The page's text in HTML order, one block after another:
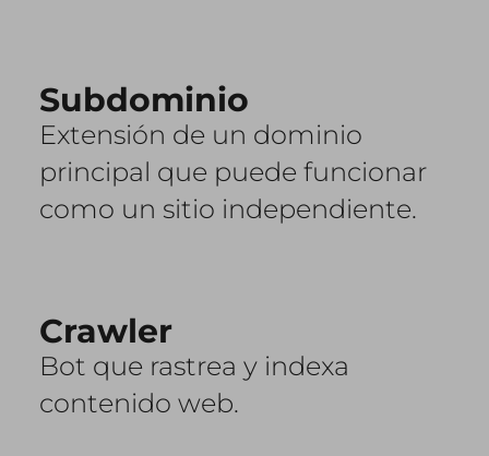
Subdominio
Extensión de un dominio
principal que puede funcionar
como un sitio independiente.
Crawler
Bot que rastrea y indexa
contenido web.